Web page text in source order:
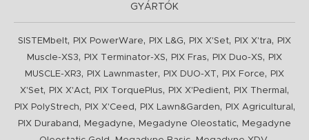
GYÁRTÓK
SISTEMbelt, PIX PowerWare, PIX L&G, PIX X'Set, PIX X'tra,
PIX
Muscle-XS3, PIX Terminator-XS, PIX Fras, PIX Duo-XS,
PIX
MUSCLE-XR3, PIX Lawnmaster, PIX DUO-XT , PIX Force,
PIX
X'Set, PIX X'Act, PIX TorquePlus, PIX X'Pedient, PIX Thermal ,
PIX PolyStrech, PIX X'Ceed , PIX Lawn&Garden, PIX Agricultural ,
PIX Duraband , Megadyne, Megadyne Oleostatic,
Megadyne